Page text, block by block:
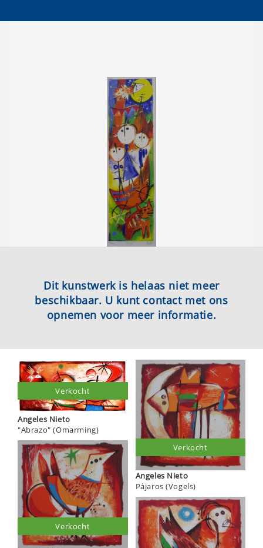
Dit kunstwerk is helaas niet meer
beschikbaar. U kunt contact met ons
opnemen voor meer informatie.
Angeles Nieto
"Abrazo" (Omarming)
Verkocht
Verkocht
Angeles Nieto
Pájaros (Vogels)
Verkocht